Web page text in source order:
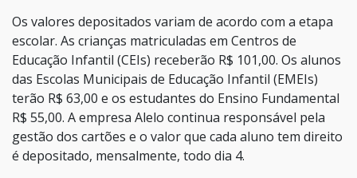
Os valores depositados variam de acordo com a etapa
escolar. As crianças matriculadas em Centros de
Educação Infantil (CEIs) receberão R$ 101,00. Os alunos
das Escolas Municipais de Educação Infantil (EMEIs)
terão R$ 63,00 e os estudantes do Ensino Fundamental
R$ 55,00. A empresa Alelo continua responsável pela
gestão dos cartões e o valor que cada aluno tem direito
é depositado, mensalmente, todo dia 4.